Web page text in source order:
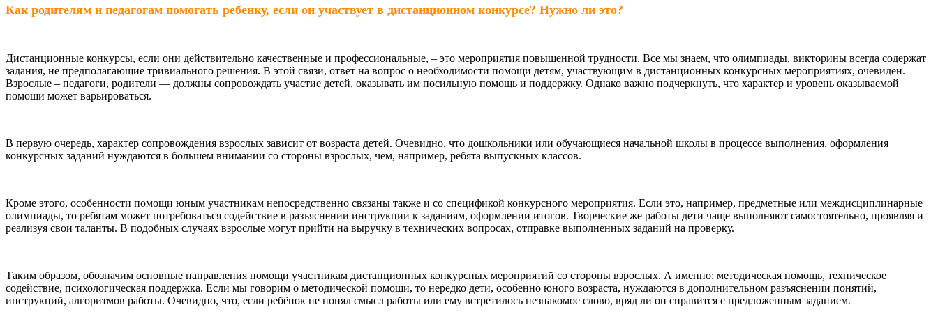
Как родителям и педагогам помогать ребенку, если он участвует в дистанционном конкурсе? Нужно ли это?
Дистанционные конкурсы, если они действительно качественные и профессиональные, – это мероприятия повышенной трудности. Все мы знаем, что олимпиады, викторины всегда содержат
задания, не предполагающие тривиального решения. В этой связи, ответ на вопрос о необходимости помощи детям, участвующим в дистанционных конкурсных мероприятиях, очевиден.
Взрослые – педагоги, родители — должны сопровождать участие детей, оказывать им посильную помощь и поддержку. Однако важно подчеркнуть, что характер и уровень оказываемой
помощи может варьироваться.
В первую очередь, характер сопровождения взрослых зависит от возраста детей. Очевидно, что дошкольники или обучающиеся начальной школы в процессе выполнения, оформления
конкурсных заданий нуждаются в большем внимании со стороны взрослых, чем, например, ребята выпускных классов.
Кроме этого, особенности помощи юным участникам непосредственно связаны также и со спецификой конкурсного мероприятия. Если это, например, предметные или междисциплинарные
олимпиады, то ребятам может потребоваться содействие в разъяснении инструкции к заданиям, оформлении итогов. Творческие же работы дети чаще выполняют самостоятельно, проявляя и
реализуя свои таланты. В подобных случаях взрослые могут прийти на выручку в технических вопросах, отправке выполненных заданий на проверку.
Таким образом, обозначим основные направления помощи участникам дистанционных конкурсных мероприятий со стороны взрослых. А именно: методическая помощь, техническое
содействие, психологическая поддержка. Если мы говорим о методической помощи, то нередко дети, особенно юного возраста, нуждаются в дополнительном разъяснении понятий,
инструкций, алгоритмов работы. Очевидно, что, если ребёнок не понял смысл работы или ему встретилось незнакомое слово, вряд ли он справится с предложенным заданием.